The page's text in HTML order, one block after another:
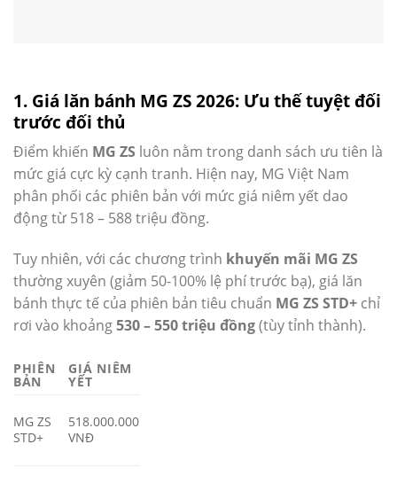
1. Giá lăn bánh MG ZS 2026: Ưu thế tuyệt đối
trước đối thủ
Điểm khiến MG ZS luôn nằm trong danh sách ưu tiên là
mức giá cực kỳ cạnh tranh. Hiện nay, MG Việt Nam
phân phối các phiên bản với mức giá niêm yết dao
động từ 518 – 588 triệu đồng.
Tuy nhiên, với các chương trình khuyến mãi MG ZS
thường xuyên (giảm 50-100% lệ phí trước bạ), giá lăn
bánh thực tế của phiên bản tiêu chuẩn MG ZS STD+ chỉ
rơi vào khoảng530 – 550 triệu đồng(tùy tỉnh thành).
PHIÊN
BẢN
GIÁ NIÊM
YẾT
MG ZS
STD+
518.000.000
VNĐ